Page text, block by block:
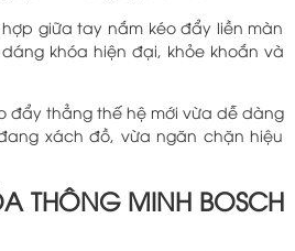
hợp giữa tay nắm kéo đẩy liền màn
khóa hiện đại, khỏe khoắn và
đẩy thẳng thế hệ mới vừa dễ dàng
xách đồ, vừa ngăn chặn hiệu
THÔNG MINH BOSCH